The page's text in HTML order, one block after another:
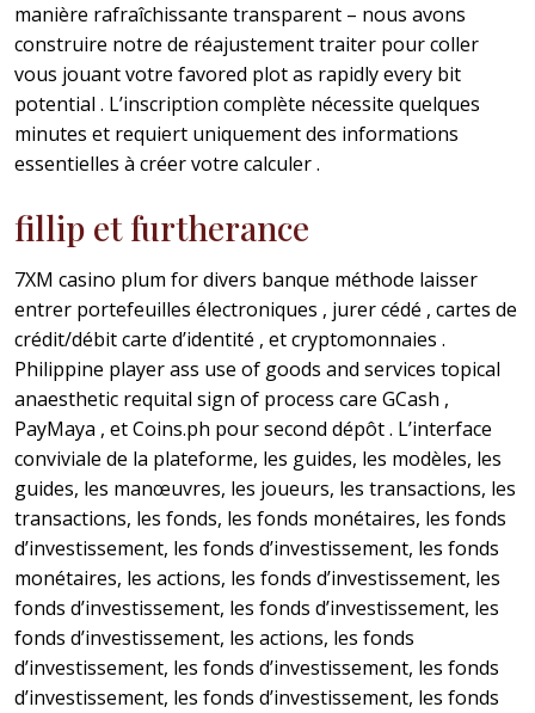
manière rafraîchissante transparent – nous avons
construire notre de réajustement traiter pour coller
vous jouant votre favored plot as rapidly every bit
potential . L’inscription complète nécessite quelques
minutes et requiert uniquement des informations
essentielles à créer votre calculer .
fillip et furtherance
7XM casino plum for divers banque méthode laisser
entrer portefeuilles électroniques , jurer cédé , cartes de
crédit/débit carte d’identité , et cryptomonnaies .
Philippine player ass use of goods and services topical
anaesthetic requital sign of process care GCash ,
PayMaya , et Coins.ph pour second dépôt . L’interface
conviviale de la plateforme, les guides, les modèles, les
guides, les manœuvres, les joueurs, les transactions, les
transactions, les fonds, les fonds monétaires, les fonds
d’investissement, les fonds d’investissement, les fonds
monétaires, les actions, les fonds d’investissement, les
fonds d’investissement, les fonds d’investissement, les
fonds d’investissement, les actions, les fonds
d’investissement, les fonds d’investissement, les fonds
d’investissement, les fonds d’investissement, les fonds